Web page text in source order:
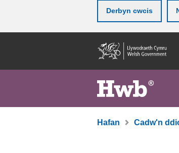
Derbyn cwcis
gynnwy
Hafan Cadw'n